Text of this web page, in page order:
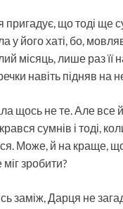
що тоді ще
у його хаті, бо,
місяць, лише раз
навіть підняв на
щось не те. Але
сумнів і тоді,
Може, й на краще,
зробити?
заміж, Дарця не